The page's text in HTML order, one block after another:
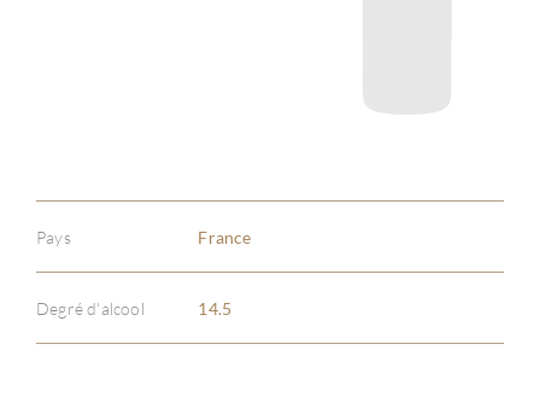
Pays France
Degré d'alcool 14.5